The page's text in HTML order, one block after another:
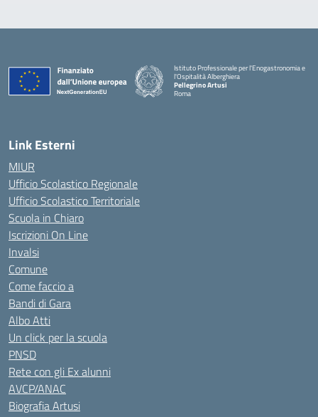
Istituto Professionale per l'Enogastronomia e
l'Ospitalità Alberghiera
Pellegrino Artusi
Roma
Link Esterni
MIUR
Ufficio Scolastico Regionale
Ufficio Scolastico Territoriale
Scuola in Chiaro
Iscrizioni On Line
Invalsi
Comune
Come faccio a
Bandi di Gara
Albo Atti
Un click per la scuola
PNSD
Rete con gli Ex alunni
AVCP/ANAC
Biografia Artusi